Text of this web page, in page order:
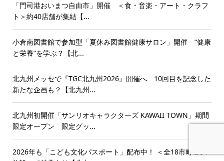
「門司港おいまつ自由市」開催 ＜食・音楽・アート・クラフ
ト＞約40店舗が集結【...
小倉南図書館で参加型「夏休み図書館健康サロン」開催 “健康
と栄養”を学ぶ？【北...
北九州メッセで『TGC北九州2026』開催へ 10回目を記念した
新たな企画も？【北九州...
北九州初開催「サンリオキャラクターズ KAWAII TOWN」期間
限定オープン 限定グッ...
2026年も「こども文化パスポート」配布中！ ＜全18市町＆84